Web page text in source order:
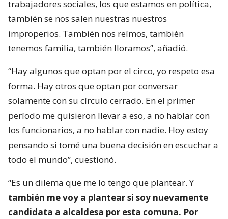
trabajadores sociales, los que estamos en política,
también se nos salen nuestras nuestros
improperios. También nos reímos, también
tenemos familia, también lloramos”, añadió.
“Hay algunos que optan por el circo, yo respeto esa
forma. Hay otros que optan por conversar
solamente con su círculo cerrado. En el primer
período me quisieron llevar a eso, a no hablar con
los funcionarios, a no hablar con nadie. Hoy estoy
pensando si tomé una buena decisión en escuchar a
todo el mundo”, cuestionó.
“Es un dilema que me lo tengo que plantear. Y
también me voy a plantear si soy nuevamente
candidata a alcaldesa por esta comuna. Por